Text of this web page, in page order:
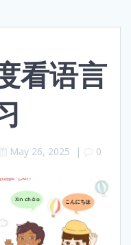
看语言
May 26, 2025 | 0